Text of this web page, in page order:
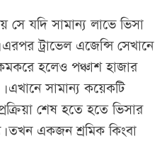
সে যদি সামান্য লাভে ভিসা
ট্রাভেল এজেন্সি সেখানে
কমকরে হলেও পঞ্চাশ হাজার
সামান্য কয়েকটি
শেষ হতে হতে ভিসার
তখন একজন শ্রমিক কিংবা